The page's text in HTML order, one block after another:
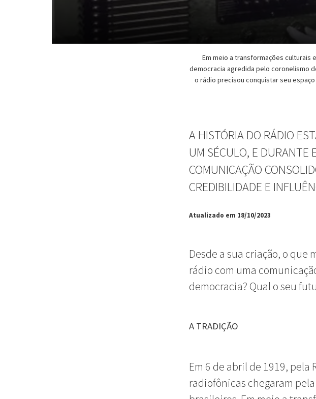
Em meio a transformações culturais
democracia agredida pelo coronelismo
o rádio precisou conquistar seu
A HISTÓRIA DO RÁDIO
UM SÉCULO, E DURANTE
COMUNICAÇÃO
CREDIBILIDADE E
Atualizado em 18/10/2023
Desde a sua criação, o que
rádio com uma
democracia? Qual o seu
A TRADIÇÃO
Em 6 de abril de 1919, pela
radiofônicas chegaram